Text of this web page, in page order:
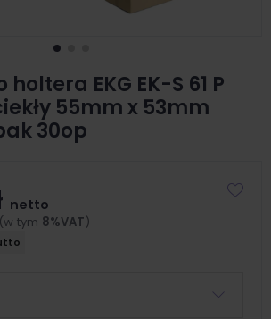
EKG EK-S 61 P
55mm x 53mm
30op
netto
tym 8%VAT)